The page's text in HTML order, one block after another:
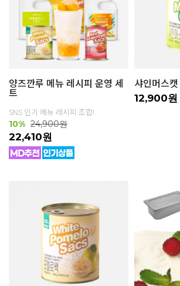
양즈깐루 메뉴 레시피 운영 세
트
SNS 인기 메뉴 레시피 조합!
10% 24,900원
22,410원
샤인머스
12,900원